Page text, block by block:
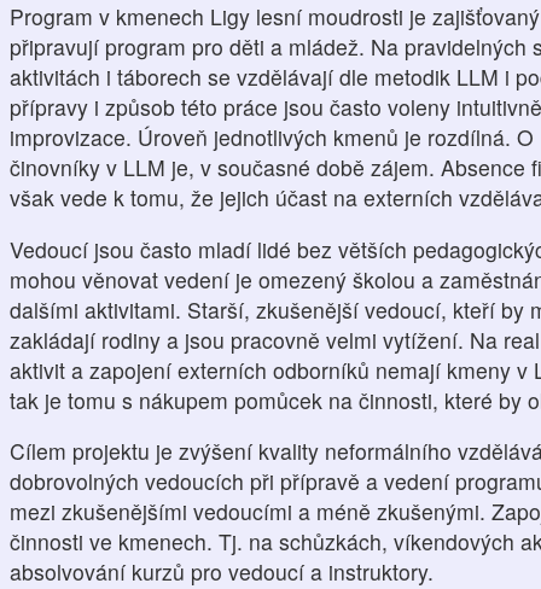
Program v kmenech Ligy lesní moudrosti je
připravují program pro děti a mládež. Na pravidelných
aktivitách i táborech se vzdělávají dle metodik LLM i
přípravy i způsob této práce jsou často voleny
improvizace. Úroveň jednotlivých kmenů je rozdílná.
činovníky v LLM je, v současné době zájem. Absence
však vede k tomu, že jejich účast na externích
Vedoucí jsou často mladí lidé bez větších
mohou věnovat vedení je omezený školou a
dalšími aktivitami. Starší, zkušenější vedoucí, kteří by
zakládají rodiny a jsou pracovně velmi vytížení. Na
aktivit a zapojení externích odborníků nemají kmeny v
tak je tomu s nákupem pomůcek na činnosti, které by
Cílem projektu je zvýšení kvality neformálního
dobrovolných vedoucích při přípravě a vedení
mezi zkušenějšími vedoucími a méně zkušenými.
činnosti ve kmenech. Tj. na schůzkách, víkendových
absolvování kurzů pro vedoucí a instruktory.